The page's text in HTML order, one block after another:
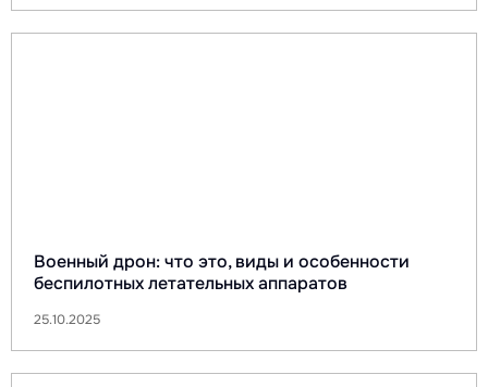
Военный дрон: что это, виды и особенности
беспилотных летательных аппаратов
25.10.2025